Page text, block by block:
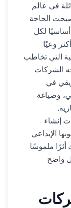
في عالم
الحاجة
أساسيًا لكل
وعيًا
التي تخاطب
الشركات
في
وصياغة
إنشاء
الإبداعي
أثرًا ملموسًا
واضح